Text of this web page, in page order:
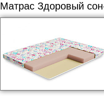
Матрас Здоровый